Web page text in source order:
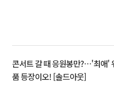
콘서트 갈 때 응원봉만?⋯'최애'
품 등장이오! [솔드아웃]